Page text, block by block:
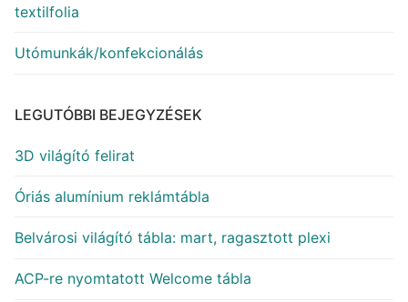
textilfolia
Utómunkák/konfekcionálás
LEGUTÓBBI BEJEGYZÉSEK
3D világító felirat
Óriás alumínium reklámtábla
Belvárosi világító tábla: mart, ragasztott plexi
ACP-re nyomtatott Welcome tábla